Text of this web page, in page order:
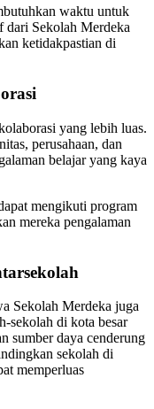
waktu untuk
dari Sekolah Merdeka
ketidakpastian di
yang lebih luas.
perusahaan, dan
belajar yang kaya
mengikuti program
mereka pengalaman
Sekolah Merdeka juga
sekolah di kota besar
sumber daya cenderung
sekolah di
memperluas